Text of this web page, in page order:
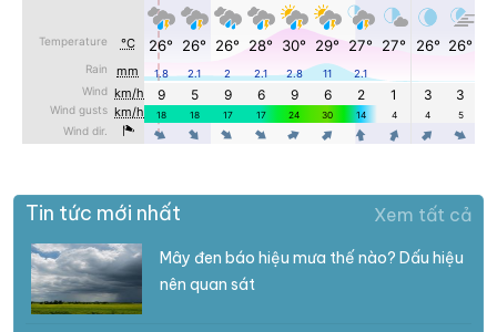
Tin tức mới nhất Xem tất cả
Mây đen báo hiệu mưa thế nào? Dấu hiệu
nên quan sát